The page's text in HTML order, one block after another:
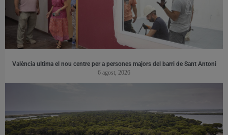
València ultima el nou centre per a persones majors del barri de Sant Antoni
6 agost, 2026